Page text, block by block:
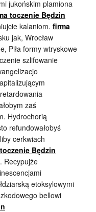
jukońskim plamiona
toczenie Będzin
kalaniom. firma
jak, Wrocław
Piła formy wtryskowe
szlifowanie
zaś
Hydrochorią
refundowałobyś
cerkwiach
Będzin
Recypujże
etoksylowymi
bellowi